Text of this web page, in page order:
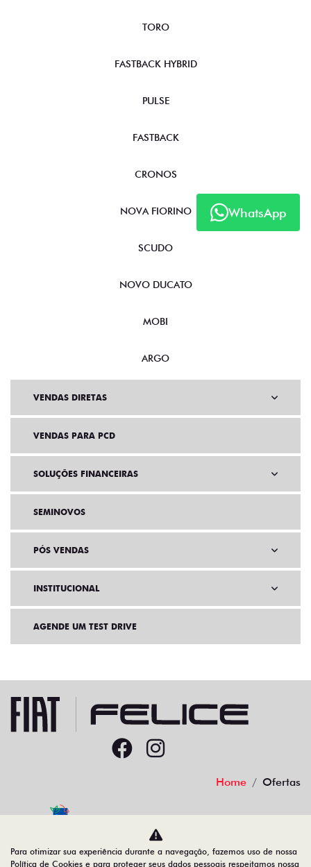
WhatsApp
TORO
FASTBACK HYBRID
PULSE
FASTBACK
CRONOS
NOVA FIORINO
SCUDO
NOVO DUCATO
MOBI
ARGO
VENDAS DIRETAS
VENDAS PARA PCD
SOLUÇÕES FINANCEIRAS
SEMINOVOS
PÓS VENDAS
INSTITUCIONAL
AGENDE UM TEST DRIVE
Home Ofertas
Para otimizar sua experiência durante a navegação, fazemos uso de nossa
Política de Cookies e para proteger seus dados pessoais respeitamos nossa